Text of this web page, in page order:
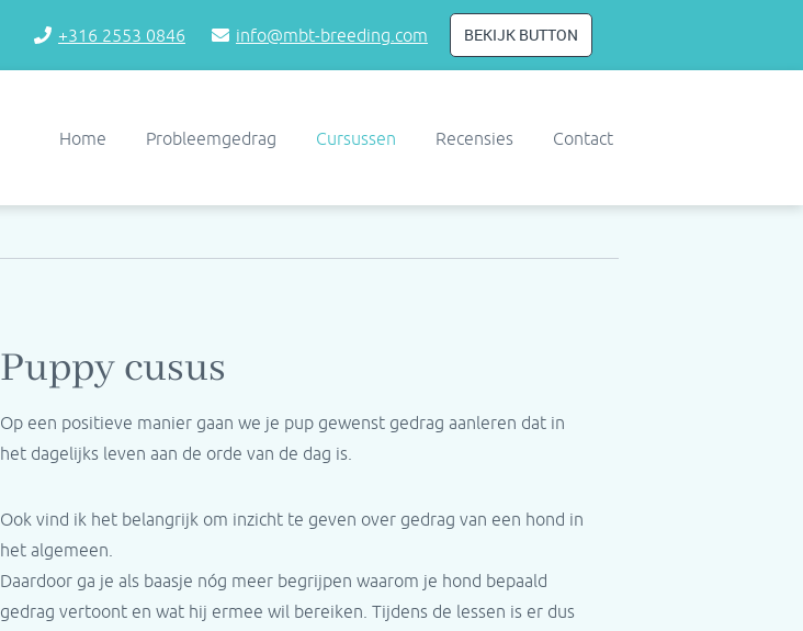
+316 2553 0846 info@mbt-breeding.com BEKIJK BUTTON
Home Probleemgedrag Cursussen Recensies Contact
Puppy cusus
Op een positieve manier gaan we je pup gewenst gedrag aanleren dat in
het dagelijks leven aan de orde van de dag is.
Ook vind ik het belangrijk om inzicht te geven over gedrag van een hond in
het algemeen.
Daardoor ga je als baasje nóg meer begrijpen waarom je hond bepaald
gedrag vertoont en wat hij ermee wil bereiken. Tijdens de lessen is er dus